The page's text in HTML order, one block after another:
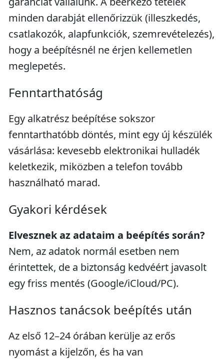
minden darabját ellenőrizzük (illeszkedés,
csatlakozók, alapfunkciók, szemrevételezés),
hogy a beépítésnél ne érjen kellemetlen
meglepetés.
Fenntarthatóság
Egy alkatrész beépítése sokszor
fenntarthatóbb döntés, mint egy új készülék
vásárlása: kevesebb elektronikai hulladék
keletkezik, miközben a telefon tovább
használható marad.
Gyakori kérdések
Elvesznek az adataim a beépítés során?
Nem, az adatok normál esetben nem
érintettek, de a biztonság kedvéért javasolt
egy friss mentés (Google/iCloud/PC).
Hasznos tanácsok beépítés után
Az első 12–24 órában kerülje az erős
nyomást a kijelzőn, és ha van